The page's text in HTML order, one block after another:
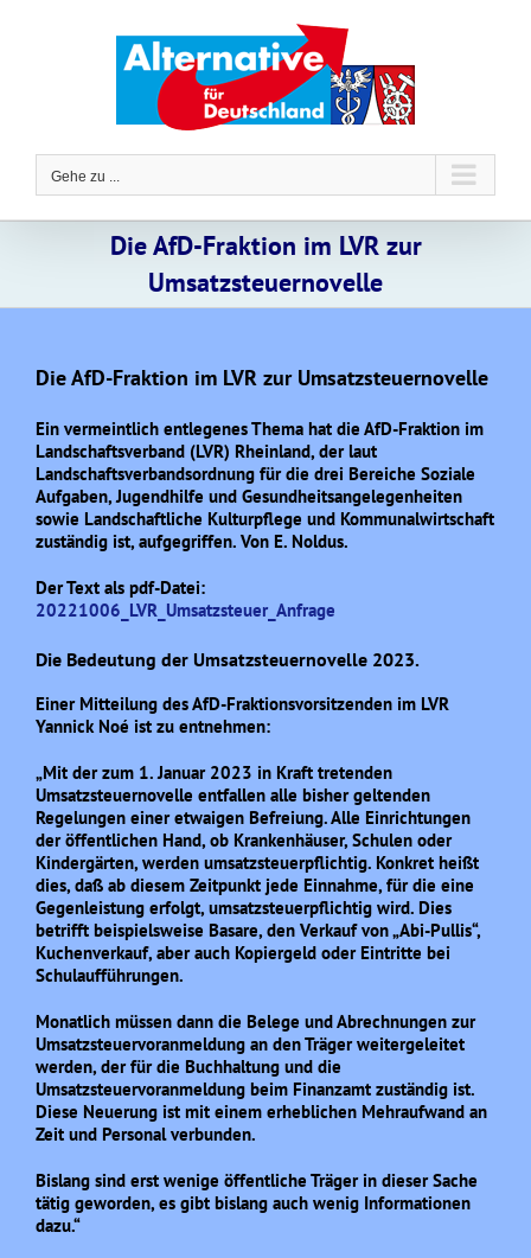
Gehe zu ...
Die AfD-Fraktion im LVR zur
Umsatzsteuernovelle
Die AfD-Fraktion im LVR zur Umsatzsteuernovelle
Ein vermeintlich entlegenes Thema hat die AfD-Fraktion im
Landschaftsverband (LVR) Rheinland, der laut
Landschaftsverbandsordnung für die drei Bereiche Soziale
Aufgaben, Jugendhilfe und Gesundheitsangelegenheiten
sowie Landschaftliche Kulturpflege und Kommunalwirtschaft
zuständig ist, aufgegriffen. Von E. Noldus.
Der Text als pdf-Datei:
20221006_LVR_Umsatzsteuer_Anfrage
Die Bedeutung der Umsatzsteuernovelle 2023.
Einer Mitteilung des AfD-Fraktionsvorsitzenden im LVR
Yannick Noé ist zu entnehmen:
„Mit der zum 1. Januar 2023 in Kraft tretenden
Umsatzsteuernovelle entfallen alle bisher geltenden
Regelungen einer etwaigen Befreiung. Alle Einrichtungen
der öffentlichen Hand, ob Krankenhäuser, Schulen oder
Kindergärten, werden umsatzsteuerpflichtig. Konkret heißt
dies, daß ab diesem Zeitpunkt jede Einnahme, für die eine
Gegenleistung erfolgt, umsatzsteuerpflichtig wird. Dies
betrifft beispielsweise Basare, den Verkauf von „Abi-Pullis“,
Kuchenverkauf, aber auch Kopiergeld oder Eintritte bei
Schulaufführungen.
Monatlich müssen dann die Belege und Abrechnungen zur
Umsatzsteuervoranmeldung an den Träger weitergeleitet
werden, der für die Buchhaltung und die
Umsatzsteuervoranmeldung beim Finanzamt zuständig ist.
Diese Neuerung ist mit einem erheblichen Mehraufwand an
Zeit und Personal verbunden.
Bislang sind erst wenige öffentliche Träger in dieser Sache
tätig geworden, es gibt bislang auch wenig Informationen
dazu.“